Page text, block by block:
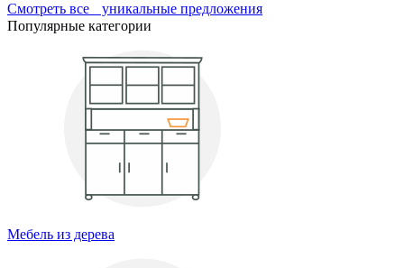
Смотреть все уникальные предложения
Популярные категории
Мебель из дерева